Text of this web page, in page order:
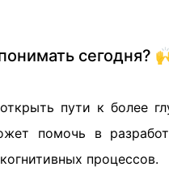
сегодня?
пути к более
помочь в
процессов.